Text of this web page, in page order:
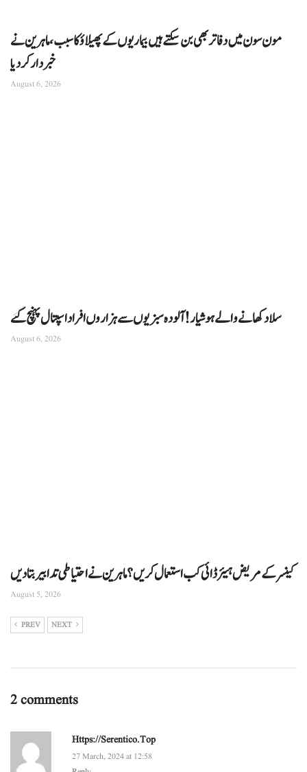
مون سون میں دفاتر بھی بن سکتے ہیں بیماریوں کے پھیلاؤ کا سبب، ماہرین نے
خبردار کر دیا
August 6, 2026
سلاد کھانے والے ہوشیار! آلودہ سبزیوں سے ہزاروں افراد اسپتال پہنچ گئے
August 6, 2026
کینسر کے مریض ہیئر ڈائی کب استعمال کریں؟ ماہرین نے احتیاطی تدابیر بتا دیں
August 5, 2026
PREV NEXT
2 comments
Https://serentico.top
27 March, 2024 at 12:58